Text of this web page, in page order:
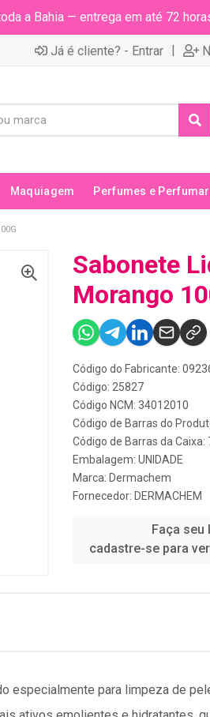
a Bahia — entrega em até 72
Já é cliente? - Entrar |
Maquiagem Perfumes e
Sabonete
Morango
Código do Fabricante:
Código: 25827
Código NCM: 34012010
Código de Barras do
Código de Barras da
Embalagem: UNIDADE
Marca: Dermachem
Fornecedor: DERMACHEM
Faça seu
cadastre-se para
especialmente para limpeza de